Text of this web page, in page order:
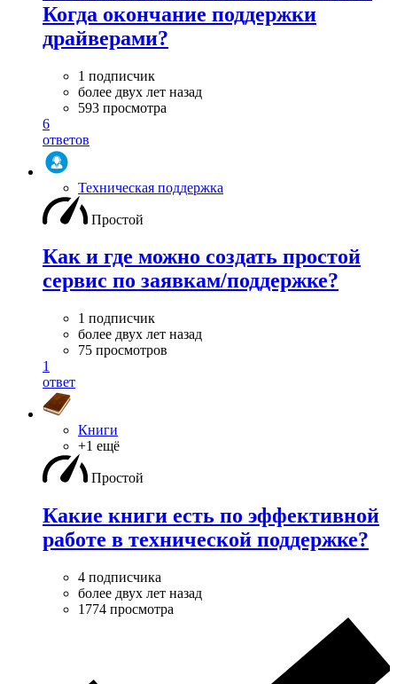
Когда окончание поддержки
драйверами?
1 подписчик
более двух лет назад
593 просмотра
6
ответов
Техническая поддержка
Простой
Как и где можно создать простой
сервис по заявкам/поддержке?
1 подписчик
более двух лет назад
75 просмотров
1
ответ
Книги
+1 ещё
Простой
Какие книги есть по эффективной
работе в технической поддержке?
4 подписчика
более двух лет назад
1774 просмотра